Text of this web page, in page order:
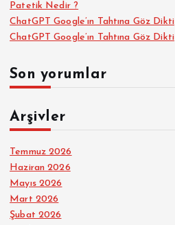
Patetik Nedir ?
ChatGPT Google’ın Tahtına Göz Dikti
ChatGPT Google’ın Tahtına Göz Dikti
Son yorumlar
Arşivler
Temmuz 2026
Haziran 2026
Mayıs 2026
Mart 2026
Şubat 2026